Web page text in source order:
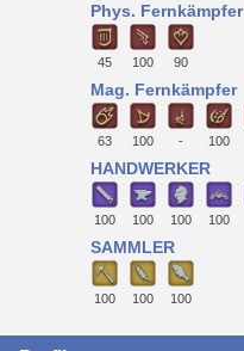
Phys. Fernkämpfer
45 100 90
Mag. Fernkämpfer
63 100 - 100
HANDWERKER
100 100 100 100
SAMMLER
100 100 100